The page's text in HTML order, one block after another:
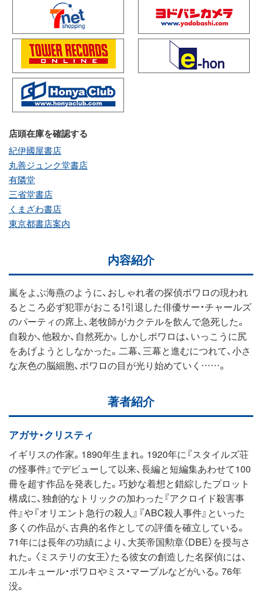
店頭在庫を確認する
紀伊國屋書店
丸善ジュンク堂書店
有隣堂
三省堂書店
くまざわ書店
東京都書店案内
内容紹介
嵐をよぶ海燕のように、おしゃれ者の探偵ポワロの現われ
るところ必ず犯罪がおこる！引退した俳優サー・チャールズ
のパーティの席上、老牧師がカクテルを飲んで急死した。
自殺か、他殺か、自然死か。しかしポワロは、いっこうに尻
をあげようとしなかった。二幕、三幕と進むにつれて、小さ
な灰色の脳細胞、ポワロの目が光り始めていく……。
著者紹介
アガサ・クリスティ
イギリスの作家。1890年生まれ。1920年に『スタイルズ荘
の怪事件』でデビューして以来、長編と短編集あわせて100
冊を超す作品を発表した。巧妙な着想と錯綜したプロット
構成に、独創的なトリックの加わった『アクロイド殺害事
件』や『オリエント急行の殺人』『ABC殺人事件』といった
多くの作品が、古典的名作としての評価を確立している。
71年には長年の功績により、大英帝国勲章（DBE）を授与さ
れた。〈ミステリの女王〉たる彼女の創造した名探偵には、
エルキュール・ポワロやミス・マープルなどがいる。76年
没。